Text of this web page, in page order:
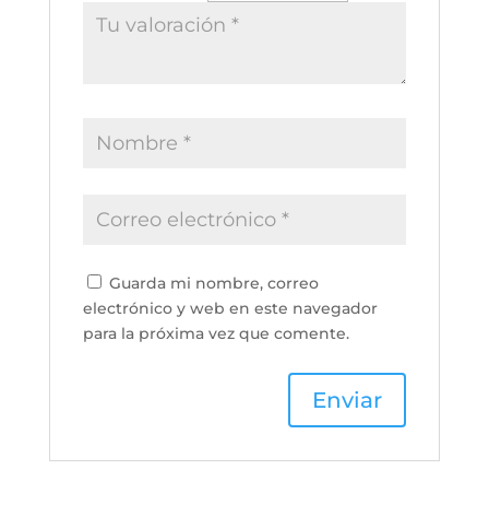
Guarda mi nombre, correo
electrónico y web en este navegador
para la próxima vez que comente.